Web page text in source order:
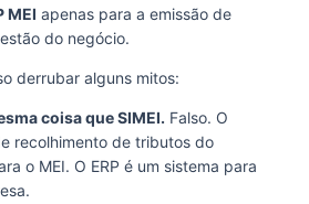
MEI apenas para a emissão de
do negócio.
derrubar alguns mitos:
coisa que SIMEI. Falso. O
recolhimento de tributos do
o MEI. O ERP é um sistema para